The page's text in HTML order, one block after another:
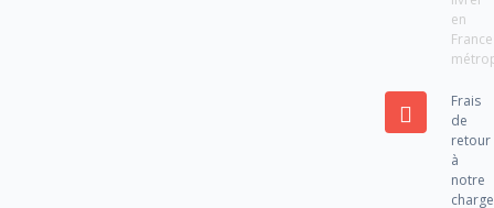
en
France
Frais
de
retour
à
notre
charge